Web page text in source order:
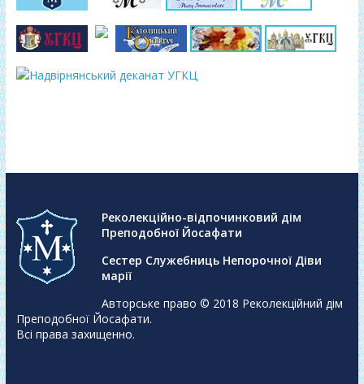
Реколекційно-відпочинковий дім
Преподобної Йосафати
Сестер Служебниць Непорочної Діви
марії
Авторське право © 2018 Реколекційний дім
Преподобної Йосафати.
Всі права захищенно.